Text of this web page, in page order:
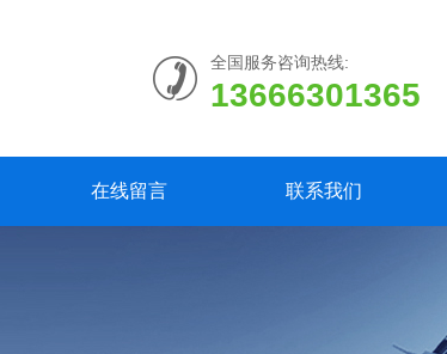
全国服务咨询热线:
13666301365
在线留言 联系我们